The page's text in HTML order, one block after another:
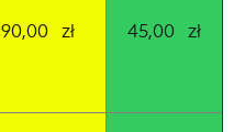
90,00 zł 45,00 zł